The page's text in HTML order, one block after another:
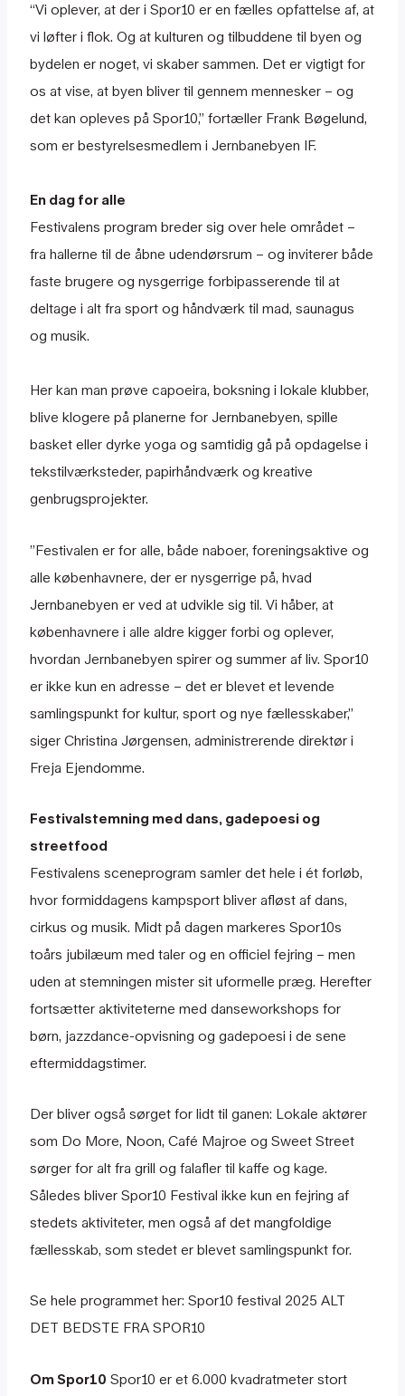
“Vi oplever, at der i Spor10 er en fælles opfattelse af, at
vi løfter i flok. Og at kulturen og tilbuddene til byen og
bydelen er noget, vi skaber sammen. Det er vigtigt for
os at vise, at byen bliver til gennem mennesker – og
det kan opleves på Spor10,” fortæller Frank Bøgelund,
som er bestyrelsesmedlem i Jernbanebyen IF.
En dag for alle
Festivalens program breder sig over hele området –
fra hallerne til de åbne udendørsrum – og inviterer både
faste brugere og nysgerrige forbipasserende til at
deltage i alt fra sport og håndværk til mad, saunagus
og musik.
Her kan man prøve capoeira, boksning i lokale klubber,
blive klogere på planerne for Jernbanebyen, spille
basket eller dyrke yoga og samtidig gå på opdagelse i
tekstilværksteder, papirhåndværk og kreative
genbrugsprojekter.
”Festivalen er for alle, både naboer, foreningsaktive og
alle københavnere, der er nysgerrige på, hvad
Jernbanebyen er ved at udvikle sig til. Vi håber, at
københavnere i alle aldre kigger forbi og oplever,
hvordan Jernbanebyen spirer og summer af liv. Spor10
er ikke kun en adresse – det er blevet et levende
samlingspunkt for kultur, sport og nye fællesskaber,”
siger Christina Jørgensen, administrerende direktør i
Freja Ejendomme.
Festivalstemning med dans, gadepoesi og
streetfood
Festivalens sceneprogram samler det hele i ét forløb,
hvor formiddagens kampsport bliver afløst af dans,
cirkus og musik. Midt på dagen markeres Spor10s
toårs jubilæum med taler og en officiel fejring – men
uden at stemningen mister sit uformelle præg. Herefter
fortsætter aktiviteterne med danseworkshops for
børn, jazzdance-opvisning og gadepoesi i de sene
eftermiddagstimer.
Der bliver også sørget for lidt til ganen: Lokale aktører
som Do More, Noon, Café Majroe og Sweet Street
sørger for alt fra grill og falafler til kaffe og kage.
Således bliver Spor10 Festival ikke kun en fejring af
stedets aktiviteter, men også af det mangfoldige
fællesskab, som stedet er blevet samlingspunkt for.
Se hele programmet her:Spor10 festival 2025 ALT
DET BEDSTE FRA SPOR10
Om Spor10 Spor10 er et 6.000 kvadratmeter stort